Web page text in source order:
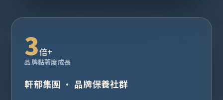
3倍+
品牌黏著度成長
軒郁集團 · 品牌保養社群